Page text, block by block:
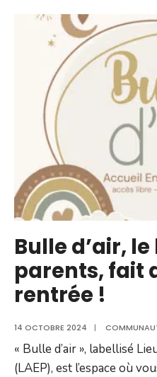
est
Bulle d’air,
parents, fait
rentrée !
14 OCTOBRE 2024 |
« Bulle d’air », labellisé
(LAEP), est l’espace où